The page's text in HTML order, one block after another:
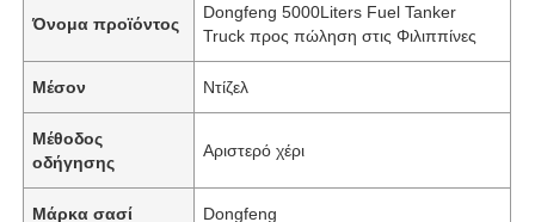
Αρχική Σελίδα
Προϊόντα
Σχετικά με εμάς
Όνομα προϊόντος
Dongfeng 5000Liters Fuel Tanker
Truck προς πώληση στις Φιλιππίνες
Μέσον Ντίζελ
Μέθοδος
οδήγησης
Αριστερό χέρι
Μάρκα σασί Dongfeng